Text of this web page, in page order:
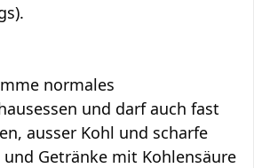
normales
und darf auch fast
ausser Kohl und scharfe
und Getränke mit Kohlensäure